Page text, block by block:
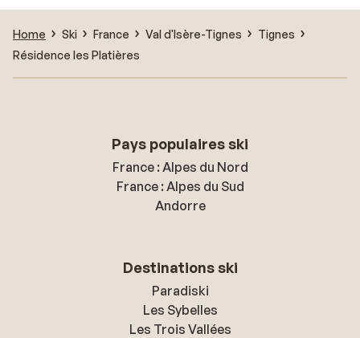
Home Ski France Val d'Isère-Tignes
Tignes
Résidence les Platières
Pays populaires ski
France : Alpes du Nord
France : Alpes du Sud
Andorre
Destinations ski
Paradiski
Les Sybelles
Les Trois Vallées